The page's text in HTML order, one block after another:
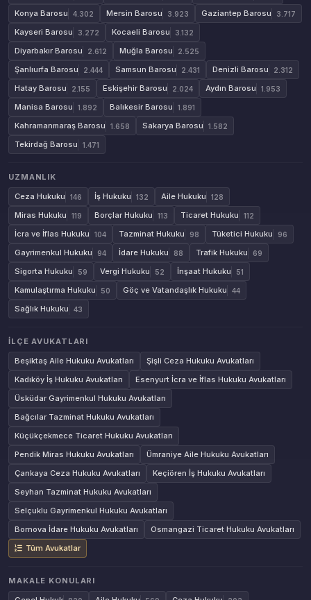
Konya Barosu 4.302 Mersin Barosu 3.923 Gaziantep Barosu 3.717
Kayseri Barosu 3.272 Kocaeli Barosu 3.132
Diyarbakır Barosu 2.612 Muğla Barosu 2.525
Şanlıurfa Barosu 2.444 Samsun Barosu 2.431 Denizli Barosu 2.312
Hatay Barosu 2.155 Eskişehir Barosu 2.024 Aydın Barosu 1.953
Manisa Barosu 1.892 Balıkesir Barosu 1.891
Kahramanmaraş Barosu 1.658 Sakarya Barosu 1.582
Tekirdağ Barosu 1.471
UZMANLIK
Ceza Hukuku
146 İş Hukuku 132 Aile Hukuku 128
Miras Hukuku 119 Borçlar Hukuku 113 Ticaret Hukuku 112
İcra ve İflas Hukuku 104 Tazminat Hukuku 98 Tüketici Hukuku 96
Gayrimenkul Hukuku 94 İdare Hukuku 88 Trafik Hukuku 69
Sigorta Hukuku 59 Vergi Hukuku 52 İnşaat Hukuku 51
Kamulaştırma Hukuku 50 Göç ve Vatandaşlık Hukuku 44
Sağlık Hukuku 43
İLÇE AVUKATLARI
Beşiktaş Aile Hukuku Avukatları
Şişli Ceza Hukuku Avukatları
Kadıköy İş Hukuku Avukatları
Esenyurt İcra ve İflas Hukuku Avukatları
Üsküdar Gayrimenkul Hukuku Avukatları
Bağcılar Tazminat Hukuku Avukatları
Küçükçekmece Ticaret Hukuku Avukatları
Pendik Miras Hukuku Avukatları
Ümraniye Aile Hukuku Avukatları
Çankaya Ceza Hukuku Avukatları
Keçiören İş Hukuku Avukatları
Seyhan Tazminat Hukuku Avukatları
Selçuklu Gayrimenkul Hukuku Avukatları
Bornova İdare Hukuku Avukatları
Osmangazi Ticaret Hukuku Avukatları
Tüm Avukatlar
MAKALE KONULARI